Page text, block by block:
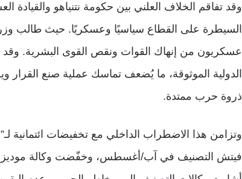
وقد تفاقم الخلاف العلني بين حكومة نتنياهو
السيطرة على القطاع سياسيًا وعسكريًا. حيث طالب
عسكريون من إنهاك القوات ونقص القوى البشرية.
الدولية الموثوقة، ما يُضعف تماسك عملية صنع القرار
ذروة حرب ممتدة.
فيتش التصنيف في آب/أغسطس، وخفّضت وكالة موديز